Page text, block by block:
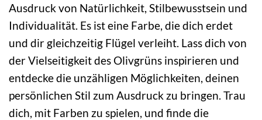
Ausdruck von Natürlichkeit, Stilbewusstsein und
Individualität. Es ist eine Farbe, die dich erdet
und dir gleichzeitig Flügel verleiht. Lass dich von
der Vielseitigkeit des Olivgrüns inspirieren und
entdecke die unzähligen Möglichkeiten, deinen
persönlichen Stil zum Ausdruck zu bringen. Trau
dich, mit Farben zu spielen, und finde die